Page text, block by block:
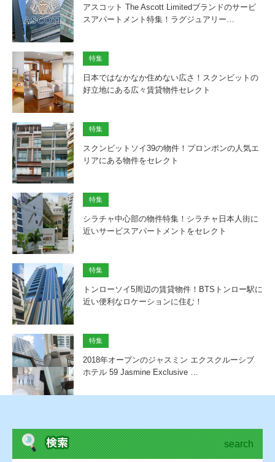
アスコット The Ascott Limitedブランドのサービ
スアパートメント特集！ラグジュアリー…
特集
日本ではなかなか住めない広さ！スクンビットの
好立地にある広々賃貸物件セレクト
特集
スクンビットソイ39の物件！プロンポンの人気エ
リアにある物件をセレクト
特集
シラチャ中心部の物件特集！シラチャ日本人街に
近いサービスアパートメントをセレクト
特集
トンローソイ5周辺の賃貸物件！BTSトンロー駅に
近い便利なロケーションに住む！
特集
2018年オープンのジャスミン エクスクルーシブ
ホテル 59 Jasmine Exclusive …
search